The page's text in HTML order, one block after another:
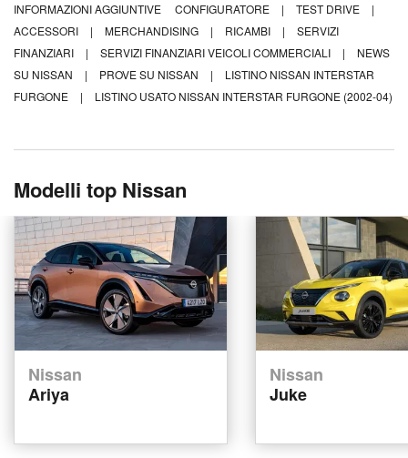
INFORMAZIONI AGGIUNTIVE CONFIGURATORE | TEST DRIVE
|
ACCESSORI
| MERCHANDISING | RICAMBI |
SERVIZI
FINANZIARI
| SERVIZI FINANZIARI VEICOLI COMMERCIALI |
NEWS
SU NISSAN
| PROVE SU NISSAN |
LISTINO NISSAN INTERSTAR
FURGONE
| LISTINO USATO NISSAN INTERSTAR FURGONE (2002-04)
Modelli top Nissan
Nissan
Ariya
Nissan
Juke